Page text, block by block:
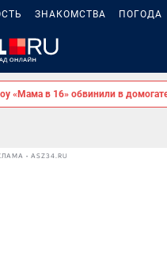
ЗНАКОМСТВА ПОГОДА
«Мама в 16» обвинили в
• ASZ34.RU